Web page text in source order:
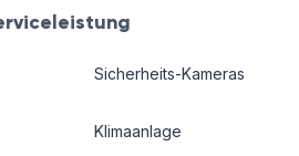
Sicherheits-Kameras
Klimaanlage